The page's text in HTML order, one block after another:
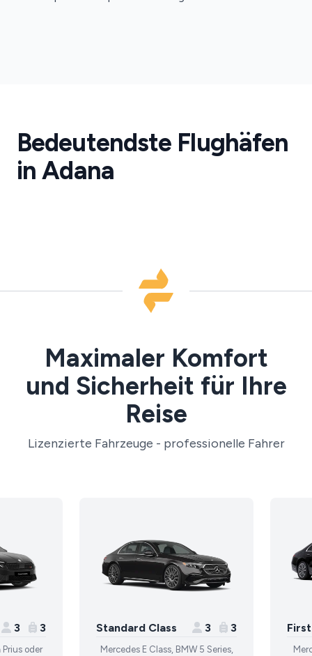
Bedeutendste Flughäfen
in Adana
Flughafen
·
ADA
Maximaler Komfort
und Sicherheit für Ihre
Reise
Lizenzierte Fahrzeuge - professionelle Fahrer
3 3
oder
Standard Class 3 3
Mercedes E Class, BMW 5 Series,